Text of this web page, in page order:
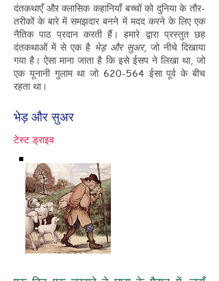
दंतकथाएँ और क्लासिक कहानियाँ बच्चों को दुनिया के तौर-
तरीकों के बारे में समझदार बनने में मदद करने के लिए एक
नैतिक पाठ प्रदान करती हैं। हमारे द्वारा प्रस्तुत छह
दंतकथाओं में से एक है भेड़ और सुअर, जो नीचे दिखाया
गया है। ऐसा माना जाता है कि इसे ईसप ने लिखा था, जो
एक यूनानी गुलाम था जो 620-564 ईसा पूर्व के बीच
रहता था।
भेड़ और सुअर
टेस्ट ड्राइव